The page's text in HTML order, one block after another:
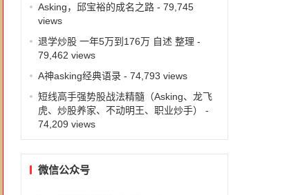
Asking，邱宝裕的成名之路- 79,745
views
退学炒股 一年5万到176万 自述 整理 -
79,462 views
A神asking经典语录- 74,793 views
短线高手强势股战法精髓（Asking、龙飞
虎、炒股养家、不动明王、职业炒手）
-
74,209 views
微信公众号